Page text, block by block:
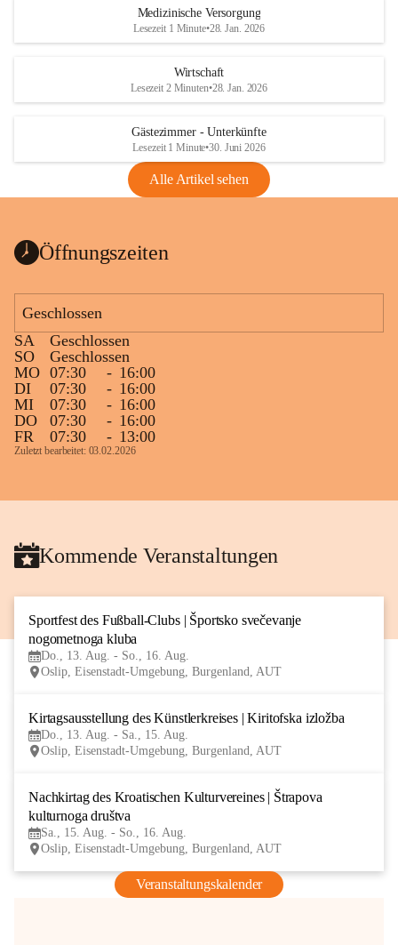
Medizinische Versorgung
Lesezeit 1 Minute•28. Jan. 2026
Wirtschaft
Lesezeit 2 Minuten•28. Jan. 2026
Gästezimmer - Unterkünfte
Lesezeit 1 Minute•30. Juni 2026
Alle Artikel sehen
Öffnungszeiten
Geschlossen
SA
Geschlossen
SO
Geschlossen
MO 07:30 - 16:00
DI
07:30 - 16:00
MI
07:30 - 16:00
DO
07:30 - 16:00
FR
07:30 - 13:00
Zuletzt bearbeitet: 03.02.2026
Kommende Veranstaltungen
Sportfest des Fußball-Clubs | Športsko svečevanje
nogometnoga kluba
Do., 13. Aug. - So., 16. Aug.
Oslip, Eisenstadt-Umgebung, Burgenland, AUT
Kirtagsausstellung des Künstlerkreises | Kiritofska izložba
Do., 13. Aug. - Sa., 15. Aug.
Oslip, Eisenstadt-Umgebung, Burgenland, AUT
Nachkirtag des Kroatischen Kulturvereines | Štrapova
kulturnoga društva
Sa., 15. Aug. - So., 16. Aug.
Oslip, Eisenstadt-Umgebung, Burgenland, AUT
Veranstaltungskalender